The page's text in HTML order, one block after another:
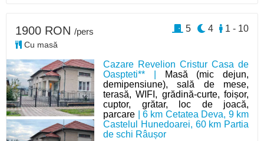
Cazare Revelion Cristur Casa de
Oaspteti** |
Masă (mic dejun,
demipensiune), sală de mese,
terasă, WIFI, grădină-curte, foișor,
cuptor, grătar, loc de joacă,
parcare | 6 km Cetatea Deva, 9 km
Castelul Hunedoarei, 60 km Partia
de schi Râușor
1900 RON /pers
Cu masă
1 - 10
4
5